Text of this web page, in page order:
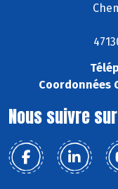
Coordonnées
Nous suivre sur